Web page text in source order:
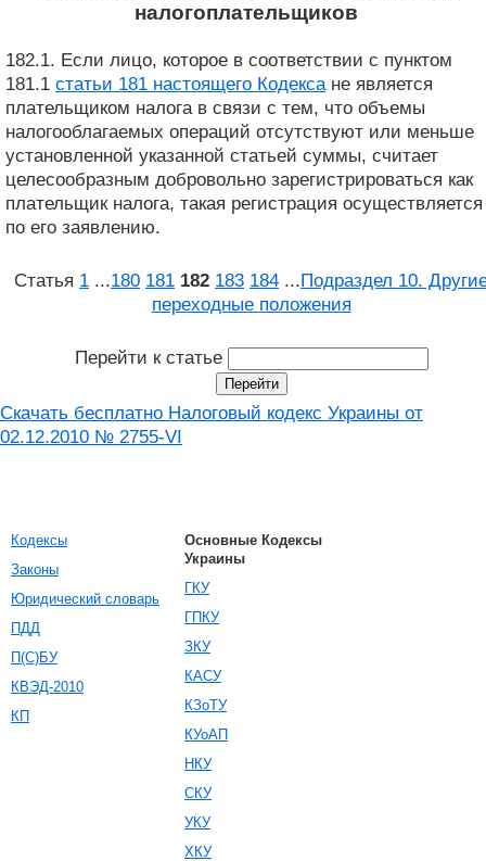
налогоплательщиков
182.1. Если лицо, которое в соответствии с пунктом
181.1 статьи 181 настоящего Кодексане является
плательщиком налога в связи с тем, что объемы
налогооблагаемых операций отсутствуют или меньше
установленной указанной статьей суммы, считает
целесообразным добровольно зарегистрироваться как
плательщик налога, такая регистрация осуществляется
по его заявлению.
Статья 1 ...180 181 182 183 184 ...Подраздел 10.
переходные положения
Перейти к статье
Скачать бесплатно Налоговый кодекс Украины от
02.12.2010 № 2755-VI
Кодексы
Законы
Юридический словарь
ПДД
П(С)БУ
КВЭД-2010
КП
Основные Кодексы
Украины
ГКУ
ГПКУ
ЗКУ
КАСУ
КЗоТУ
КУоАП
НКУ
СКУ
УКУ
ХКУ